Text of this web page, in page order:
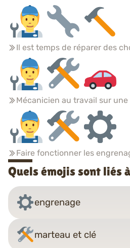
Il est temps de réparer des
Mécanicien au travail sur
Faire fonctionner les
Quels émojis sont liés
engrenage
marteau et clé